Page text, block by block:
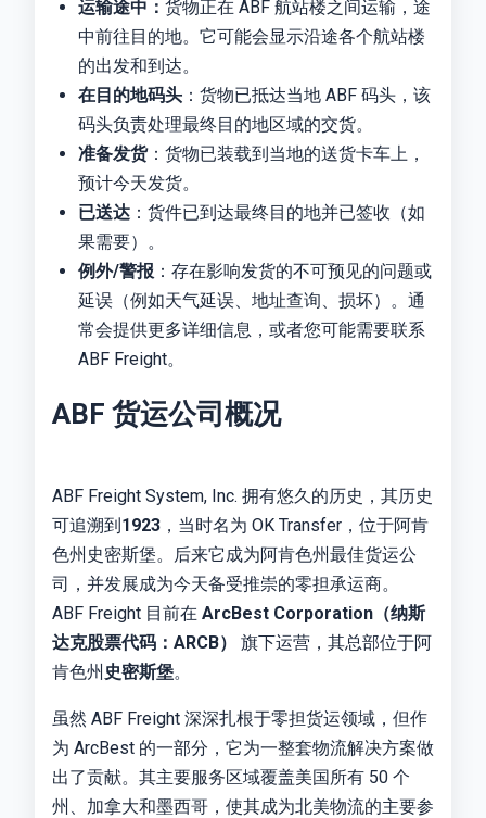
运输途中： 货物正在 ABF 航站楼之间运输，途
中前往目的地。它可能会显示沿途各个航站楼
的出发和到达。
在目的地码头 ：货物已抵达当地 ABF 码头，该
码头负责处理最终目的地区域的交货。
准备发货：货物已装载到当地的送货卡车上，
预计今天发货。
已送达 ：货件已到达最终目的地并已签收（如
果需要）。
例外/警报 ：存在影响发货的不可预见的问题或
延误（例如天气延误、地址查询、损坏）。通
常会提供更多详细信息，或者您可能需要联系
ABF Freight。
ABF 货运公司概况
ABF Freight System, Inc. 拥有悠久的历史，其历史
可追溯到1923 ，当时名为 OK Transfer，位于阿肯
色州史密斯堡。后来它成为阿肯色州最佳货运公
司，并发展成为今天备受推崇的零担承运商。
ABF Freight 目前在 ArcBest Corporation（纳斯
达克股票代码：ARCB）
旗下运营，其总部位于阿
肯色州 史密斯堡。
虽然 ABF Freight 深深扎根于零担货运领域，但作
为 ArcBest 的一部分，它为一整套物流解决方案做
出了贡献。其主要服务区域覆盖美国所有 50 个
州、加拿大和墨西哥，使其成为北美物流的主要参